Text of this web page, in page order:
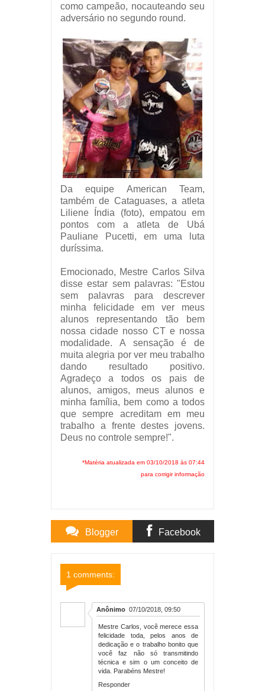
como campeão, nocauteando seu
adversário no segundo round.
Da equipe American Team,
também de Cataguases, a atleta
Liliene Índia (foto), empatou em
pontos com a atleta de Ubá
Pauliane Pucetti, em uma luta
duríssima.
Emocionado, Mestre Carlos Silva
disse estar sem palavras: "Estou
sem palavras para descrever
minha felicidade em ver meus
alunos representando tão bem
nossa cidade nosso CT e nossa
modalidade. A sensação é de
muita alegria por ver meu trabalho
dando resultado positivo.
Agradeço a todos os pais de
alunos, amigos, meus alunos e
minha família, bem como a todos
que sempre acreditam em meu
trabalho a frente destes jovens.
Deus no controle sempre!".
*Matéria atualizada em 03/10/2018 às 07:44
para corrigir informação
Blogger Facebook
1 comments:
Anônimo 07/10/2018, 09:50
Mestre Carlos, você merece essa
felicidade toda, pelos anos de
dedicação e o trabalho bonito que
você faz não só transmitindo
técnica e sim o um conceito de
vida. Parabéns Mestre!
Responder